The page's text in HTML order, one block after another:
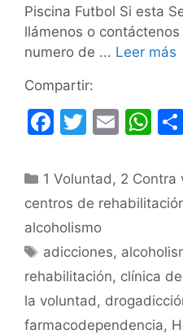
Piscina Futbol Si esta
llámenos o
numero de ... Leer más
Compartir:
F
c
e
b
o
o
k
T
itt
er
E
ai
l
W
at
s
p
p
Categorías
1 Voluntad , 2 Contra
centros de
alcoholismo
Etiquetas
adicciones,
rehabilitación, clínica
la voluntad ,
farmacodependencia,